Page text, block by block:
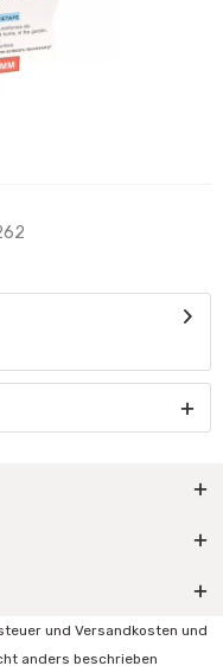
und Versandkosten und
anders beschrieben